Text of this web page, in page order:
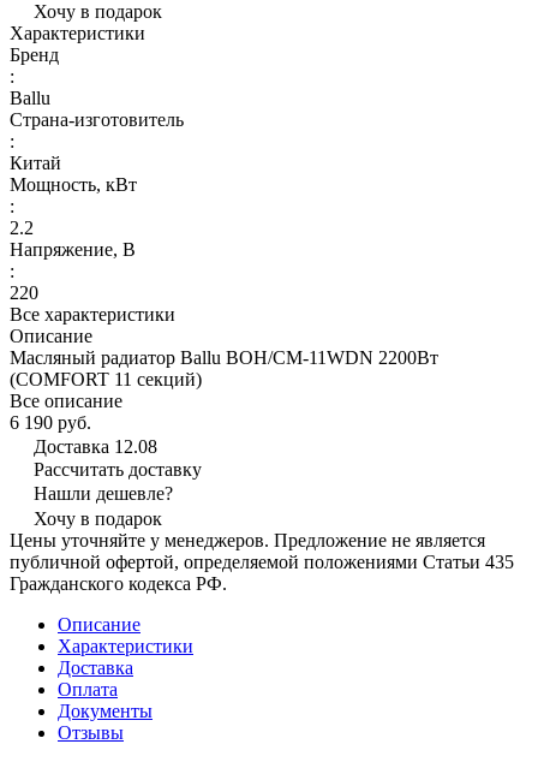
Хочу в подарок
Характеристики
Бренд
:
Ballu
Страна-изготовитель
:
Китай
Мощность, кВт
:
2.2
Напряжение, В
:
220
Все характеристики
Описание
Масляный радиатор Ballu BOH/CM-11WDN 2200Вт
(COMFORT 11 секций)
Все описание
6 190 руб.
Доставка 12.08
Рассчитать доставку
Нашли дешевле?
Хочу в подарок
Цены уточняйте у менеджеров. Предложение не является
публичной офертой, определяемой положениями Статьи 435
Гражданского кодекса РФ.
Описание
Характеристики
Доставка
Оплата
Документы
Отзывы